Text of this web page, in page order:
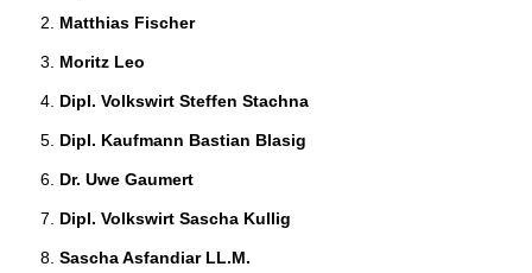
Matthias Fischer
Moritz Leo
Dipl. Volkswirt Steffen Stachna
Dipl. Kaufmann Bastian Blasig
Dr. Uwe Gaumert
Dipl. Volkswirt Sascha Kullig
Sascha Asfandiar LL.M.